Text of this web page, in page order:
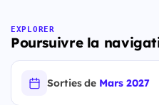
EXPLORER
Poursuivre la
Sorties de Mars 2027